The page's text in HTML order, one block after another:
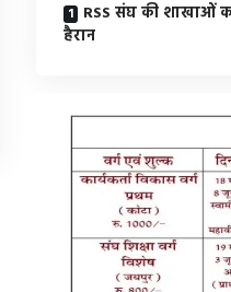
RSS संघ की शाखाओं
हैरान